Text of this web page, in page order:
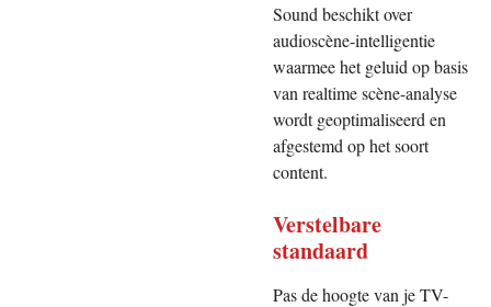
Sound beschikt over
audioscène-intelligentie
waarmee het geluid op basis
van realtime scène-analyse
wordt geoptimaliseerd en
afgestemd op het soort
content.
Verstelbare
standaard
Pas de hoogte van je TV-